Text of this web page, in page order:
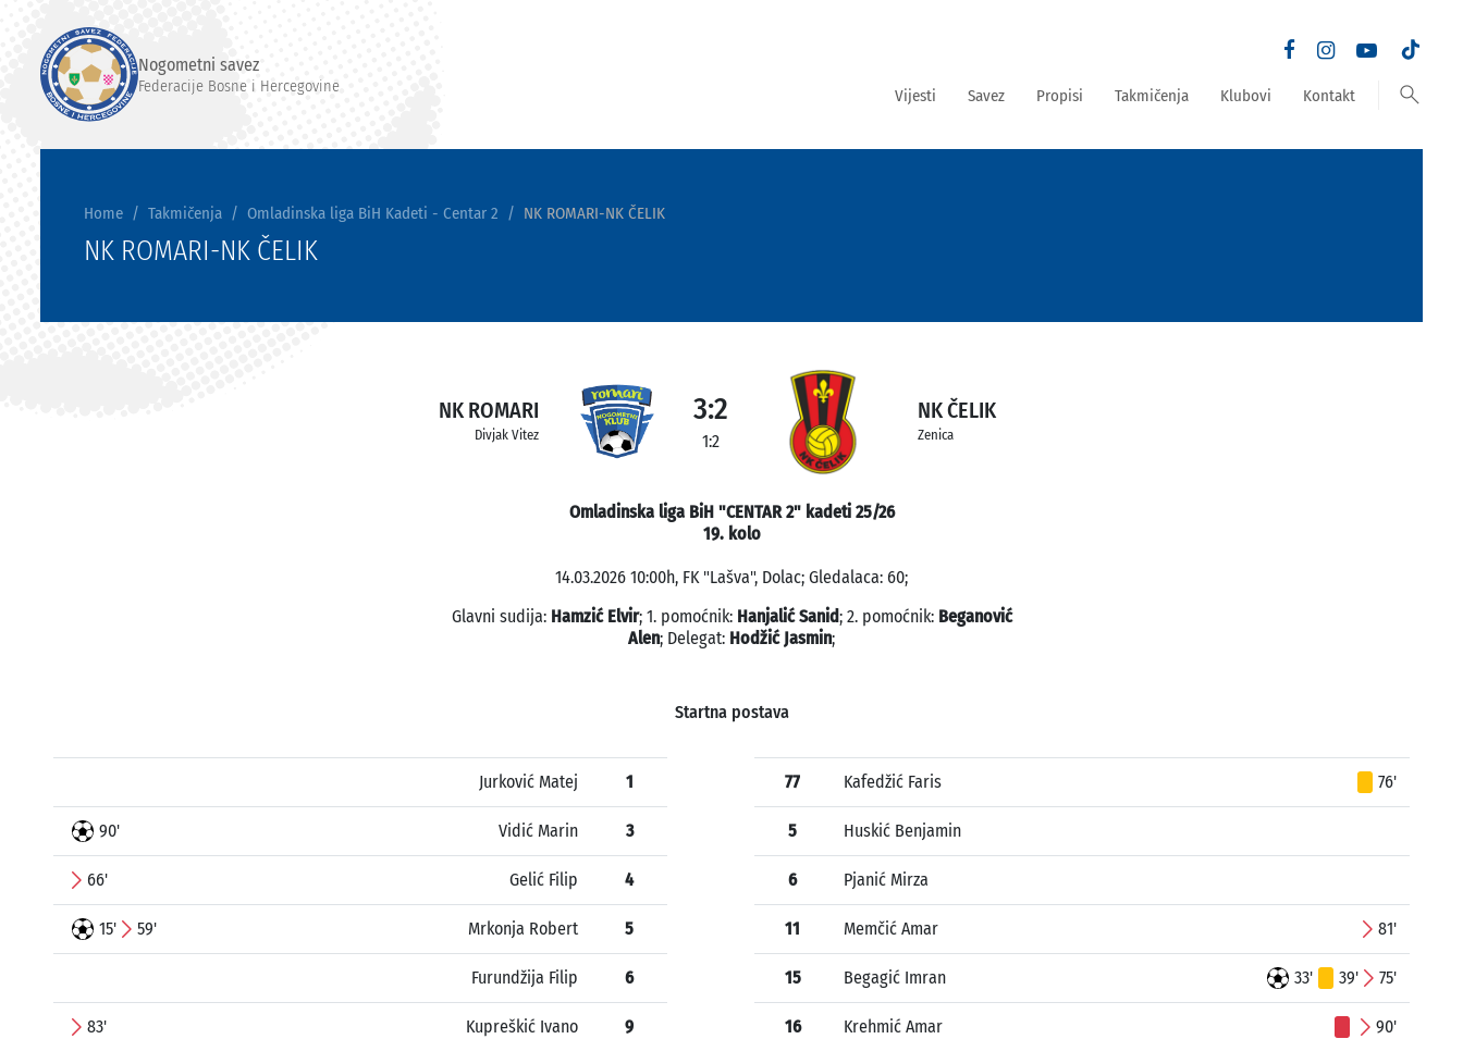
Nogometni savez
Federacije Bosne i Hercegovine Vijesti Savez Propisi Takmičenja Klubovi Kontakt search
Home Takmičenja Omladinska liga BiH Kadeti - Centar 2 NK ROMARI-NK ČELIK
NK ROMARI-NK ČELIK
NK ROMARI
Divjak Vitez
3:2
1:2
NK ČELIK
Zenica
Omladinska liga BiH "CENTAR 2" kadeti 25/26
19. kolo
14.03.2026 10:00h, FK "Lašva", Dolac; Gledalaca: 60;
Glavni sudija: Hamzić Elvir; 1. pomoćnik: Hanjalić Sanid; 2. pomoćnik: Beganović
Alen; Delegat: Hodžić Jasmin;
Startna postava
Jurković Matej 1
90' Vidić Marin 3
66' Gelić Filip 4
15' 59' Mrkonja Robert 5
Furundžija Filip 6
83' Kupreškić Ivano 9
77 Kafedžić Faris 76'
5 Huskić Benjamin
6 Pjanić Mirza
11 Memčić Amar 81'
15 Begagić Imran 33' 39' 75'
16 Krehmić Amar 90'